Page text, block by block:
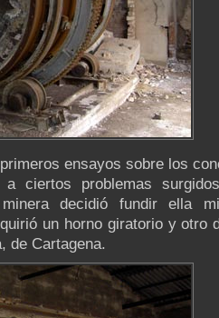
ensayos sobre los
ciertos problemas
decidió fundir ella
un horno giratorio y otro
de Cartagena.